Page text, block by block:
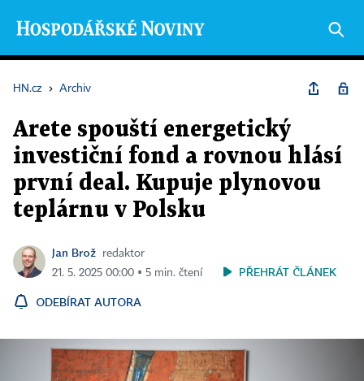
HN.cz › Archiv
Arete spouští energetický
investiční fond a rovnou hlásí
první deal. Kupuje plynovou
teplárnu v Polsku
Jan Brož
redaktor
21. 5. 2025 00:00 ▪ 5 min. čtení
PŘEHRÁT ČLÁNEK
ODEBÍRAT AUTORA